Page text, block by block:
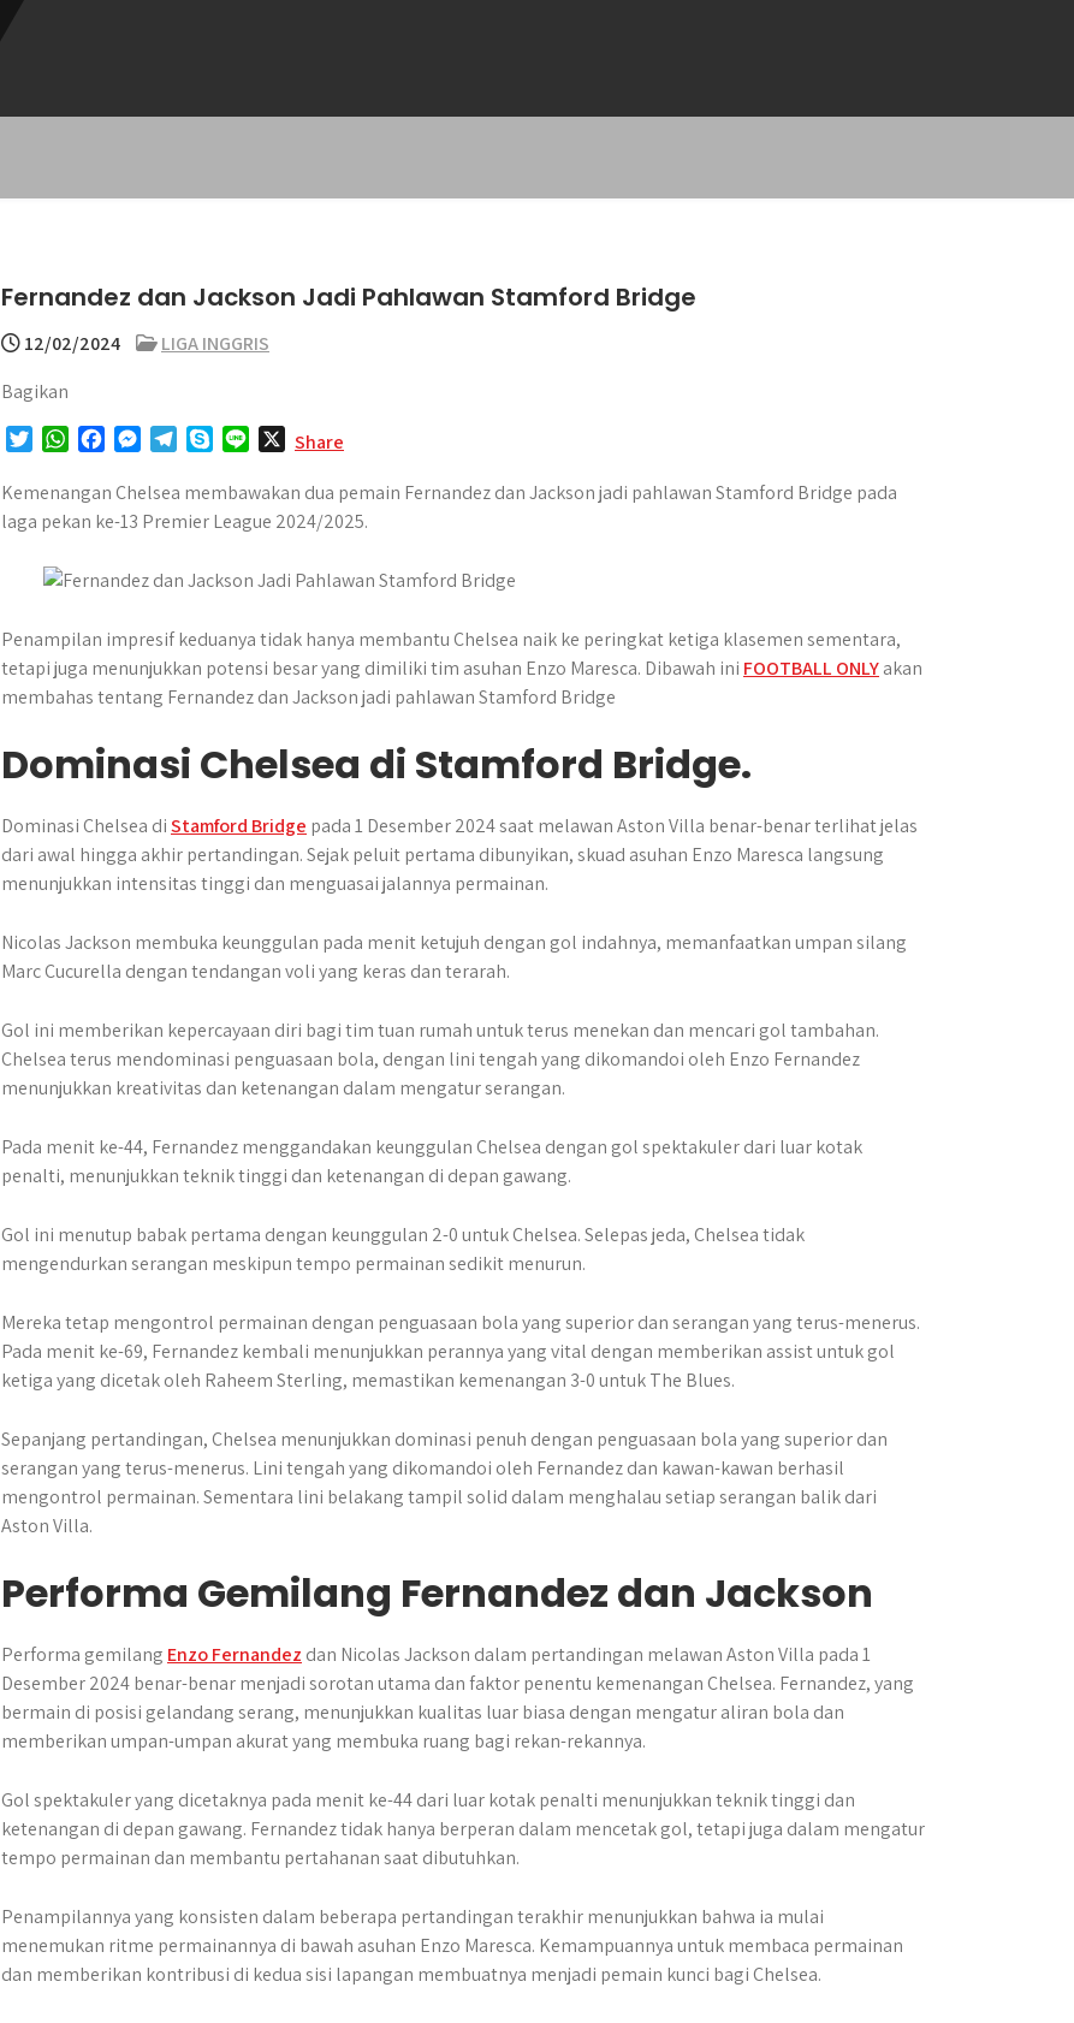
Fernandez dan Jackson Jadi Pahlawan Stamford Bridge
12/02/2024
LIGA INGGRIS
Bagikan
i
t
W
a
t
A
c
e
s
s
r
l
e
y
p
n
e
Share
Kemenangan Chelsea membawakan dua pemain Fernandez dan Jackson jadi pahlawan Stamford Bridge pada
laga pekan ke-13 Premier League 2024/2025.
Penampilan impresif keduanya tidak hanya membantu Chelsea naik ke peringkat ketiga klasemen sementara,
tetapi juga menunjukkan potensi besar yang dimiliki tim asuhan Enzo Maresca. Dibawah ini FOOTBALL ONLYakan
membahas tentang Fernandez dan Jackson jadi pahlawan Stamford Bridge
Dominasi Chelsea di Stamford Bridge.
Dominasi Chelsea diStamford Bridge pada 1 Desember 2024 saat melawan Aston Villa benar-benar terlihat jelas
dari awal hingga akhir pertandingan. Sejak peluit pertama dibunyikan, skuad asuhan Enzo Maresca langsung
menunjukkan intensitas tinggi dan menguasai jalannya permainan.
Nicolas Jackson membuka keunggulan pada menit ketujuh dengan gol indahnya, memanfaatkan umpan silang
Marc Cucurella dengan tendangan voli yang keras dan terarah.
Gol ini memberikan kepercayaan diri bagi tim tuan rumah untuk terus menekan dan mencari gol tambahan.
Chelsea terus mendominasi penguasaan bola, dengan lini tengah yang dikomandoi oleh Enzo Fernandez
menunjukkan kreativitas dan ketenangan dalam mengatur serangan.
Pada menit ke-44, Fernandez menggandakan keunggulan Chelsea dengan gol spektakuler dari luar kotak
penalti, menunjukkan teknik tinggi dan ketenangan di depan gawang.
Gol ini menutup babak pertama dengan keunggulan 2-0 untuk Chelsea. Selepas jeda, Chelsea tidak
mengendurkan serangan meskipun tempo permainan sedikit menurun.
Mereka tetap mengontrol permainan dengan penguasaan bola yang superior dan serangan yang terus-menerus.
Pada menit ke-69, Fernandez kembali menunjukkan perannya yang vital dengan memberikan assist untuk gol
ketiga yang dicetak oleh Raheem Sterling, memastikan kemenangan 3-0 untuk The Blues.
Sepanjang pertandingan, Chelsea menunjukkan dominasi penuh dengan penguasaan bola yang superior dan
serangan yang terus-menerus. Lini tengah yang dikomandoi oleh Fernandez dan kawan-kawan berhasil
mengontrol permainan. Sementara lini belakang tampil solid dalam menghalau setiap serangan balik dari
Aston Villa.
Performa Gemilang Fernandez dan Jackson
Performa gemilang Enzo Fernandez dan Nicolas Jackson dalam pertandingan melawan Aston Villa pada 1
Desember 2024 benar-benar menjadi sorotan utama dan faktor penentu kemenangan Chelsea. Fernandez, yang
bermain di posisi gelandang serang, menunjukkan kualitas luar biasa dengan mengatur aliran bola dan
memberikan umpan-umpan akurat yang membuka ruang bagi rekan-rekannya.
Gol spektakuler yang dicetaknya pada menit ke-44 dari luar kotak penalti menunjukkan teknik tinggi dan
ketenangan di depan gawang. Fernandez tidak hanya berperan dalam mencetak gol, tetapi juga dalam mengatur
tempo permainan dan membantu pertahanan saat dibutuhkan.
Penampilannya yang konsisten dalam beberapa pertandingan terakhir menunjukkan bahwa ia mulai
menemukan ritme permainannya di bawah asuhan Enzo Maresca. Kemampuannya untuk membaca permainan
dan memberikan kontribusi di kedua sisi lapangan membuatnya menjadi pemain kunci bagi Chelsea.